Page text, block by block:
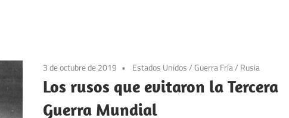
3 de octubre de 2019 Estados Unidos/Guerra Fría/ Rusia
Los rusos que evitaron la Tercera
Guerra Mundial